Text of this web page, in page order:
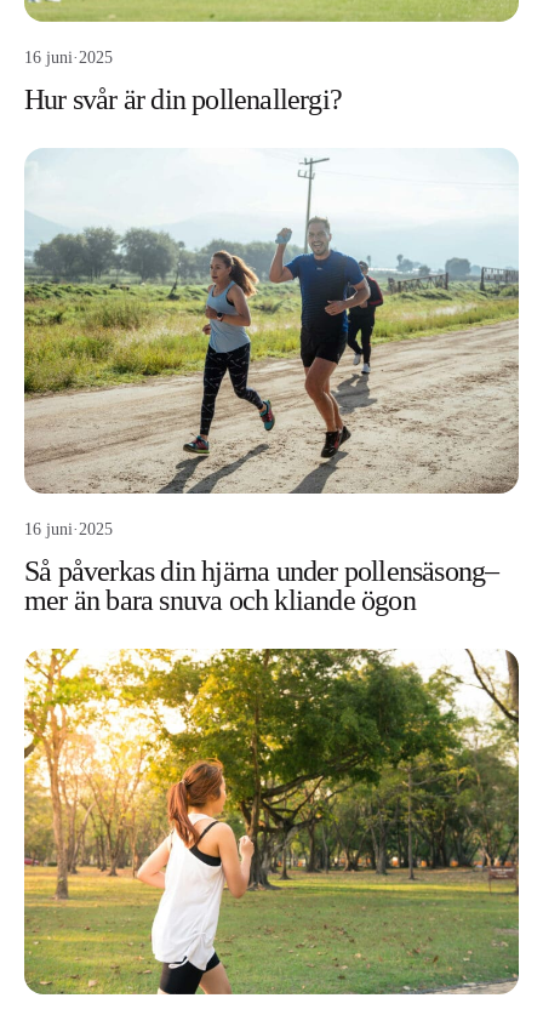
16 juni·2025
Hur svår är din pollenallergi?
16 juni·2025
Så påverkas din hjärna under pollensäsong–
mer än bara snuva och kliande ögon